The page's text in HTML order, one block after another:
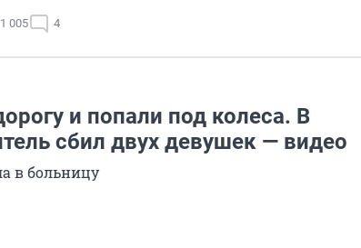
1 005 4
и попали под колеса. В
сбил двух девушек — видео
в больницу